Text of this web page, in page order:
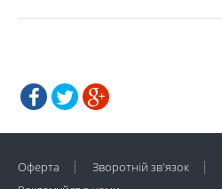
Оферта Зворотній зв'язок